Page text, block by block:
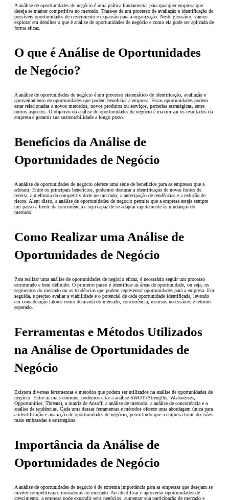
A análise de oportunidades de negócio é uma prática fundamental para qualquer empresa que
deseja se manter competitiva no mercado. Trata-se de um processo de avaliação e identificação de
possíveis oportunidades de crescimento e expansão para a organização. Neste glossário, vamos
explorar em detalhes o que é análise de oportunidades de negócio e como ela pode ser aplicada de
forma eficaz.
O que é Análise de Oportunidades
de Negócio?
A análise de oportunidades de negócio é um processo sistemático de identificação, avaliação e
aproveitamento de oportunidades que podem beneficiar a empresa. Essas oportunidades podem
estar relacionadas a novos mercados, novos produtos ou serviços, parcerias estratégicas, entre
outros aspectos. O objetivo da análise de oportunidades de negócio é maximizar os resultados da
empresa e garantir sua sustentabilidade a longo prazo.
Benefícios da Análise de
Oportunidades de Negócio
A análise de oportunidades de negócio oferece uma série de benefícios para as empresas que a
adotam. Entre os principais benefícios, podemos destacar a identificação de novas fontes de
receita, a melhoria da competitividade no mercado, a antecipação de tendências e a redução de
riscos. Além disso, a análise de oportunidades de negócio permite que a empresa esteja sempre
um passo à frente da concorrência e seja capaz de se adaptar rapidamente às mudanças do
mercado.
Como Realizar uma Análise de
Oportunidades de Negócio
Para realizar uma análise de oportunidades de negócio eficaz, é necessário seguir um processo
estruturado e bem definido. O primeiro passo é identificar as áreas de oportunidade, ou seja, os
segmentos do mercado ou as tendências que podem representar oportunidades para a empresa. Em
seguida, é preciso avaliar a viabilidade e o potencial de cada oportunidade identificada, levando
em consideração fatores como demanda do mercado, concorrência, recursos necessários e retorno
esperado.
Ferramentas e Métodos Utilizados
na Análise de Oportunidades de
Negócio
Existem diversas ferramentas e métodos que podem ser utilizados na análise de oportunidades de
negócio. Entre as mais comuns, podemos citar a análise SWOT (Strengths, Weaknesses,
Opportunities, Threats), a matriz de Ansoff, a análise de mercado, a análise de concorrência e a
análise de tendências. Cada uma dessas ferramentas e métodos oferece uma abordagem única para
a identificação e avaliação de oportunidades de negócio, permitindo que a empresa tome decisões
mais embasadas e estratégicas.
Importância da Análise de
Oportunidades de Negócio
A análise de oportunidades de negócio é de extrema importância para as empresas que desejam se
manter competitivas e inovadoras no mercado. Ao identificar e aproveitar oportunidades de
crescimento, a empresa pode expandir seus negócios, aumentar sua participação de mercado e